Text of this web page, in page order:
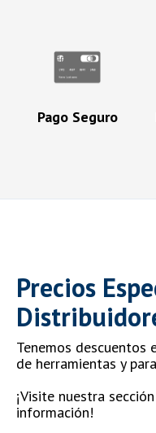
Pago Seguro
Precios
Tenemos descuentos
de herramientas y
¡Visite nuestra
información!